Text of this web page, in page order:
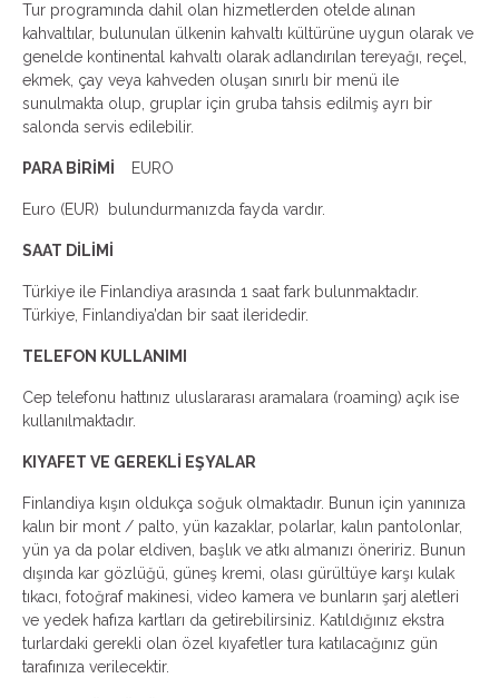
Tur programında dahil olan hizmetlerden otelde alınan
kahvaltılar, bulunulan ülkenin kahvaltı kültürüne uygun olarak ve
genelde kontinental kahvaltı olarak adlandırılan tereyağı, reçel,
ekmek, çay veya kahveden oluşan sınırlı bir menü ile
sunulmakta olup, gruplar için gruba tahsis edilmiş ayrı bir
salonda servis edilebilir.
PARA BİRİMİ EURO
Euro (EUR) bulundurmanızda fayda vardır.
SAAT DİLİMİ
Türkiye ile Finlandiya arasında 1 saat fark bulunmaktadır.
Türkiye, Finlandiya’dan bir saat ileridedir.
TELEFON KULLANIMI
Cep telefonu hattınız uluslararası aramalara (roaming) açık ise
kullanılmaktadır.
KIYAFET VE GEREKLİ EŞYALAR
Finlandiya kışın oldukça soğuk olmaktadır. Bunun için yanınıza
kalın bir mont / palto, yün kazaklar, polarlar, kalın pantolonlar,
yün ya da polar eldiven, başlık ve atkı almanızı öneririz. Bunun
dışında kar gözlüğü, güneş kremi, olası gürültüye karşı kulak
tıkacı, fotoğraf makinesi, video kamera ve bunların şarj aletleri
ve yedek hafıza kartları da getirebilirsiniz. Katıldığınız ekstra
turlardaki gerekli olan özel kıyafetler tura katılacağınız gün
tarafınıza verilecektir.